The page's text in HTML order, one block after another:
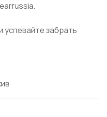
успевайте забрать